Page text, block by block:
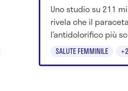
SALUTE FEMMINILE +2
Uno studio su 211
rivela che il
l’antidolorifico più
mestruali. Gli esperti